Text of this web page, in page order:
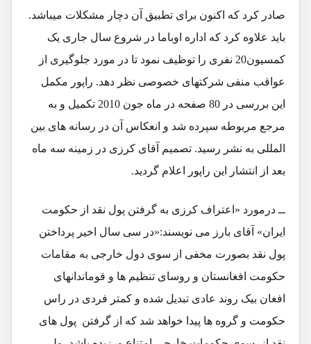
صادر کرد که اکنون برای تطبیق آن دچار مشکلات میباشد.
باید علاوه کرد که اداره اوباما در شروع سال جاری یک
کمسیون20 نفری را توظیف نمود تا در مورد جلوگیری از
عواقب منفی شرکتهای خصوصی نظر دهد. راپور مکمل
این بررسی در 80 صفحه در ماه جون 2010 تکمیل و به
مرجع مربوطه سپرده شد و انعکاس آن در رسانه های بین
المللی به نشر رسید. تصمیم آقای کرزی در زمینه سه ماه
بعد از انتشار این راپور اعلام گردید.
ــ درمورد «اعتراف کرزی به گرفتن پول نقد از حکومت
ایران» آقای بارز می نویسند:«در سی سال اخیر پرداختن
پول نقد بصورت مخفی از سوی دول خارجی به مقامات
حکومت افغانستان و روسای تنظیم ها و قوماندانهای
افغان بیک روند عادی تبدیل شده و کمتر فردی در راس
حکومت و گروه ها پیدا خواهد شد که از گرفتن پول های